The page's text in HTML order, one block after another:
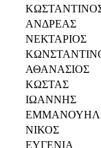
ΑΝΔΡΕΑΣ
ΝΕΚΤΑΡΙΟΣ
ΑΘΑΝΑΣΙΟΣ
ΚΩΣΤΑΣ
ΙΩΑΝΝΗΣ
ΕΜΜΑΝΟΥΗΛ
ΝΙΚΟΣ
ΕΥΓΕΝΙΑ